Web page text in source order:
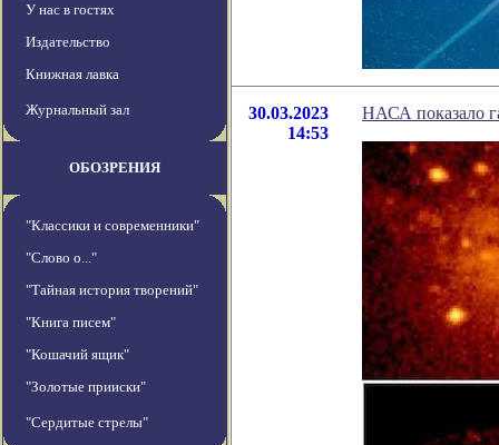
У нас в гостях
Издательство
Книжная лавка
Журнальный зал
ОБОЗРЕНИЯ
"Классики и современники"
"Слово о..."
"Тайная история творений"
"Книга писем"
"Кошачий ящик"
"Золотые прииски"
"Сердитые стрелы"
30.03.2023
14:53
НАСА показало